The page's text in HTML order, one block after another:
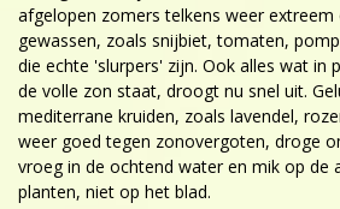
afgelopen zomers telkens weer extreem
gewassen, zoals snijbiet, tomaten,
die echte 'slurpers' zijn. Ook alles wat in
de volle zon staat, droogt nu snel uit.
mediterrane kruiden, zoals lavendel,
weer goed tegen zonovergoten, droge
vroeg in de ochtend water en mik op de
planten, niet op het blad.